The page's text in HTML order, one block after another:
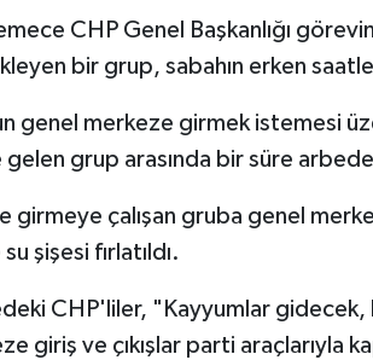
CHP Genel Başkanlığı
bir grup, sabahın erken
genel merkeze girmek istemesi
gelen grup arasında bir süre
girmeye çalışan gruba genel
şişesi fırlatıldı.
CHP'liler, "Kayyumlar gidecek,
giriş ve çıkışlar parti araçlarıyla